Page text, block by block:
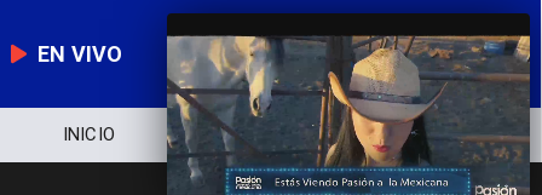
EN VIVO
NOTICIERO POLÍTICA ECONOMÍA